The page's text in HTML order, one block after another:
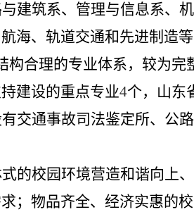
建筑系、管理与信息系、
海、轨道交通和先进制造
构合理的专业体系，较为完
建设的重点专业4个，山东
交通事故司法鉴定所、公
的校园环境营造和谐向上
；物品齐全、经济实惠的